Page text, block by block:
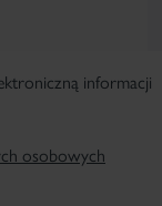
informacji
osobowych